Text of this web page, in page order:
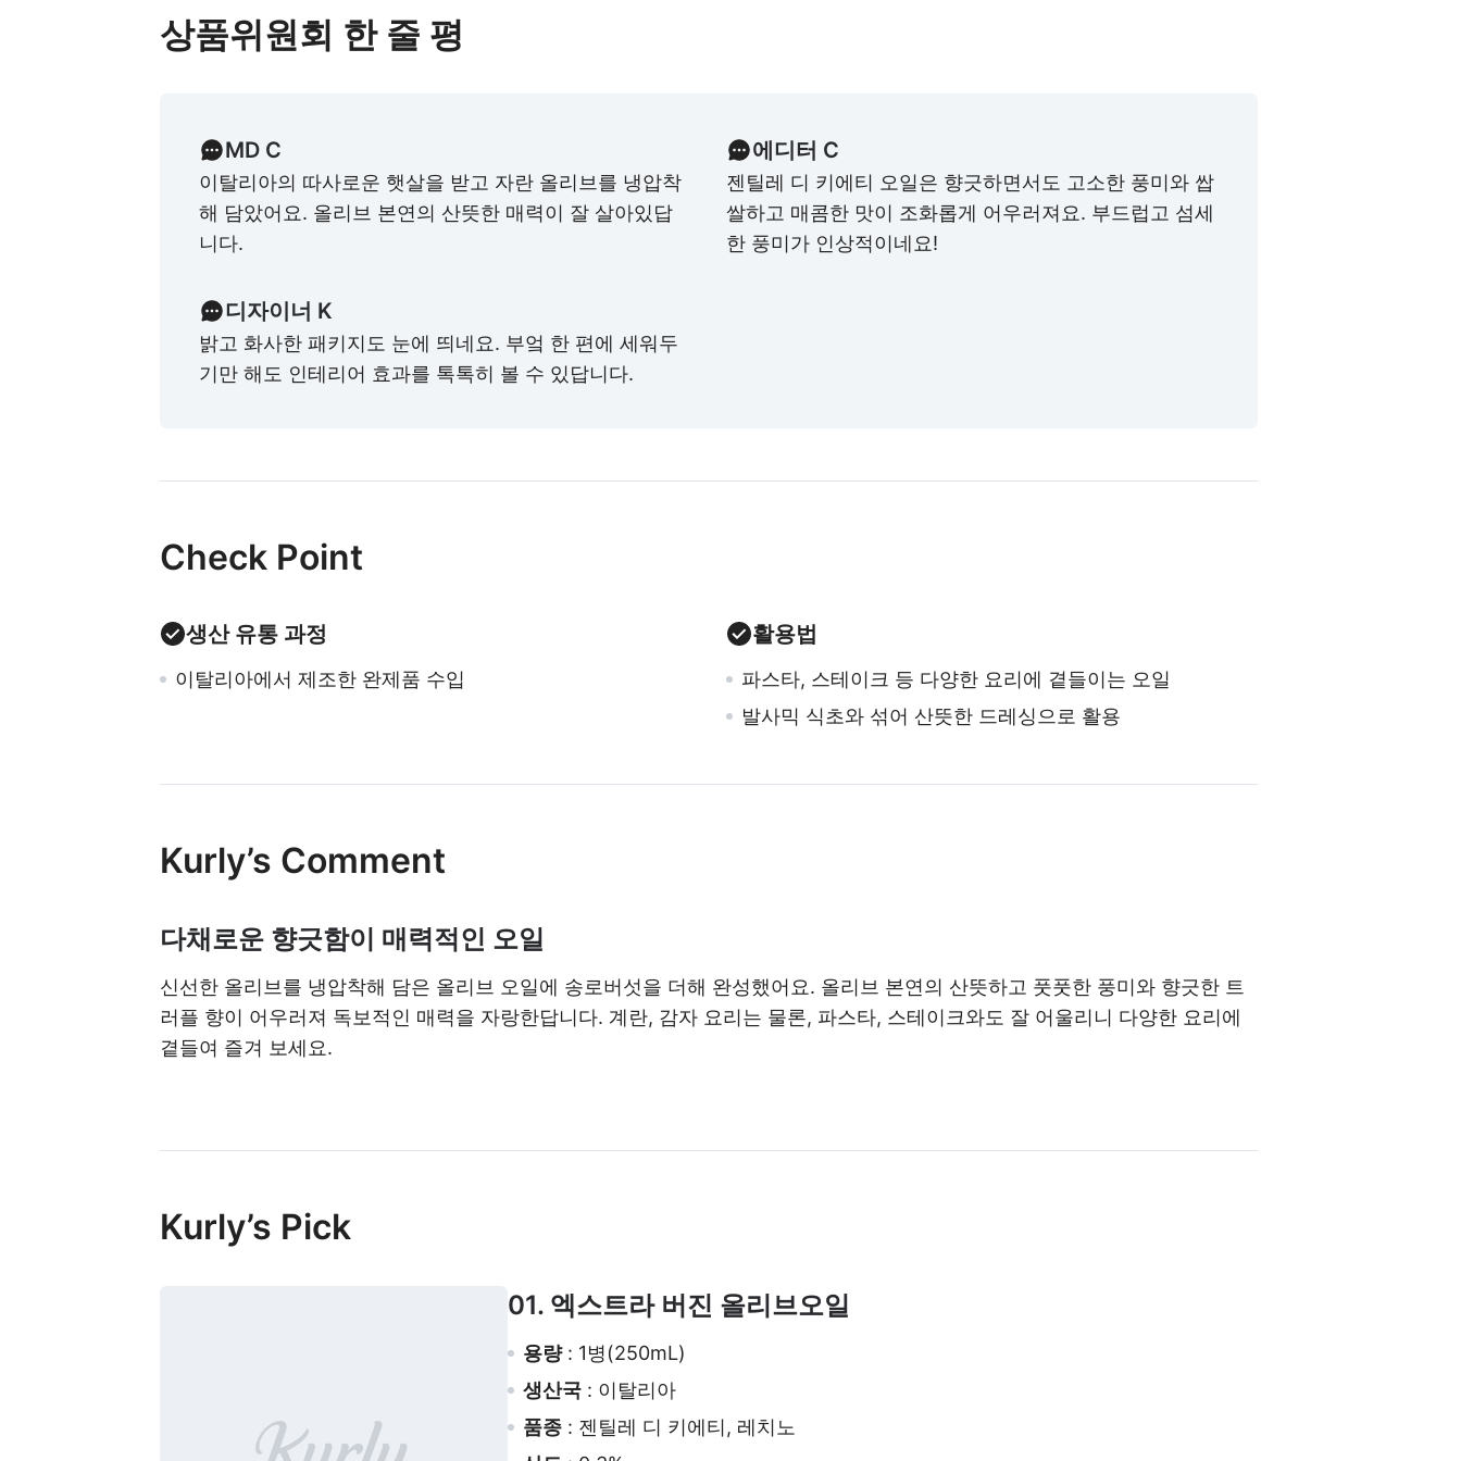
상품위원회 한 줄 평
MD C
이탈리아의 따사로운 햇살을 받고 자란 올리브를 냉압착
해 담았어요. 올리브 본연의 산뜻한 매력이 잘 살아있답
니다.
에디터 C
젠틸레 디 키에티 오일은 향긋하면서도 고소한 풍미와 쌉
쌀하고 매콤한 맛이 조화롭게 어우러져요. 부드럽고 섬세
한 풍미가 인상적이네요!
디자이너 K
밝고 화사한 패키지도 눈에 띄네요. 부엌 한 편에 세워두
기만 해도 인테리어 효과를 톡톡히 볼 수 있답니다.
Check Point
생산 유통 과정
이탈리아에서 제조한 완제품 수입
활용법
파스타, 스테이크 등 다양한 요리에 곁들이는 오일
발사믹 식초와 섞어 산뜻한 드레싱으로 활용
Kurly’s Comment
다채로운 향긋함이 매력적인 오일
신선한 올리브를 냉압착해 담은 올리브 오일에 송로버섯을 더해 완성했어요. 올리브 본연의 산뜻하고 풋풋한 풍미와 향긋한 트
러플 향이 어우러져 독보적인 매력을 자랑한답니다. 계란, 감자 요리는 물론, 파스타, 스테이크와도 잘 어울리니 다양한 요리에
곁들여 즐겨 보세요.
Kurly’s Pick
01. 엑스트라 버진 올리브오일
용량: 1병(250mL)
생산국 : 이탈리아
품종 : 젠틸레 디 키에티, 레치노